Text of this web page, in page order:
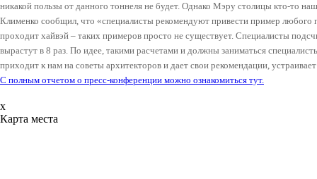
никакой пользы от данного тоннеля не будет. Однако Мэру столицы кто-то
Клименко сообщил, что «специалисты рекомендуют привести пример любого
проходит хайвэй – таких примеров просто не существует. Специалисты
вырастут в 8 раз. По идее, такими расчетами и должны заниматься
приходит к нам на советы архитекторов и дает свои рекомендации,
С полным отчетом о пресс-конференции можно ознакомиться тут.
x
Карта места